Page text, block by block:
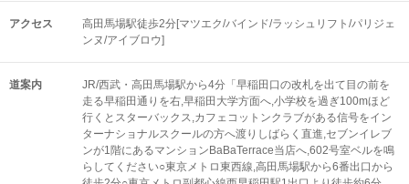
アクセス
高田馬場駅徒歩2分[マツエク/バインド/ラッシュリフト/パリジェ
ンヌ/アイブロウ]
道案内
JR/西武・高田馬場駅から4分「早稲田口の改札を出て目の前を
走る早稲田通りを右,早稲田大学方面へ,小学校を過ぎ100mほど
行くとスターバックス,カフェコットンクラブがある信号をイン
ターナショナルスクールの方へ渡りしばらく直進,セブンイレブ
ンが1階にあるマンションBaBaTerrace当店へ,602号室ベルを鳴
らしてください○東京メトロ東西線,高田馬場駅から6番出口から